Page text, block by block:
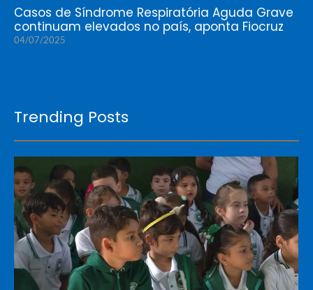
Casos de Síndrome Respiratória Aguda Grave
continuam elevados no país, aponta Fiocruz
04/07/2025
Trending Posts